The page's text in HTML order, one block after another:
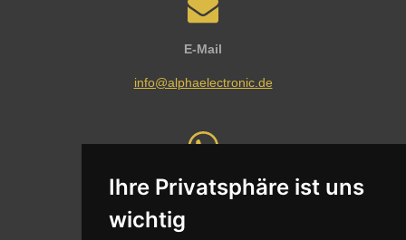
Ihre Privatsphäre ist uns
wichtig
E-Mail
info@alphaelectronic.de
Whatsapp
Nachricht senden